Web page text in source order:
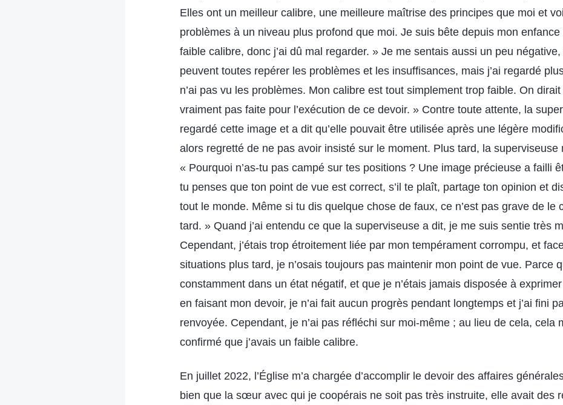
Elles ont un meilleur calibre, une meilleure maîtrise des principes que moi et
problèmes à un niveau plus profond que moi. Je suis bête depuis mon
faible calibre, donc j’ai dû mal regarder. » Je me sentais aussi un peu
peuvent toutes repérer les problèmes et les insuffisances, mais j’ai regardé
n’ai pas vu les problèmes. Mon calibre est tout simplement trop faible. On
vraiment pas faite pour l’exécution de ce devoir. » Contre toute attente, la
regardé cette image et a dit qu’elle pouvait être utilisée après une légère
alors regretté de ne pas avoir insisté sur le moment. Plus tard, la superviseuse
« Pourquoi n’as-tu pas campé sur tes positions ? Une image précieuse a failli
tu penses que ton point de vue est correct, s’il te plaît, partage ton opinion et
tout le monde. Même si tu dis quelque chose de faux, ce n’est pas grave de le
tard. » Quand j’ai entendu ce que la superviseuse a dit, je me suis sentie très
Cependant, j’étais trop étroitement liée par mon tempérament corrompu, et
situations plus tard, je n’osais toujours pas maintenir mon point de vue. Parce
constamment dans un état négatif, et que je n’étais jamais disposée à
en faisant mon devoir, je n’ai fait aucun progrès pendant longtemps et j’ai fini
renvoyée. Cependant, je n’ai pas réfléchi sur moi-même ; au lieu de cela, cela
confirmé que j’avais un faible calibre.
En juillet 2022, l’Église m’a chargée d’accomplir le devoir des affaires
bien que la sœur avec qui je coopérais ne soit pas très instruite, elle avait des